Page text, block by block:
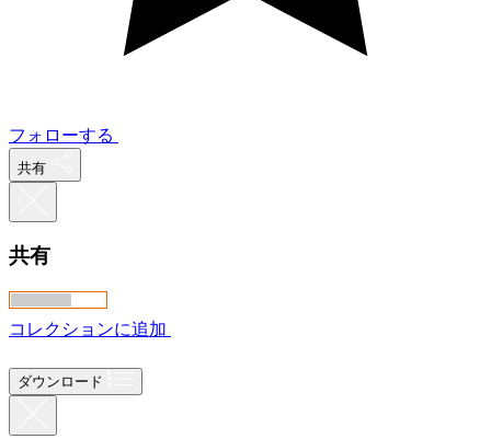
フォローする
共有
共有
コレクションに追加
ダウンロード